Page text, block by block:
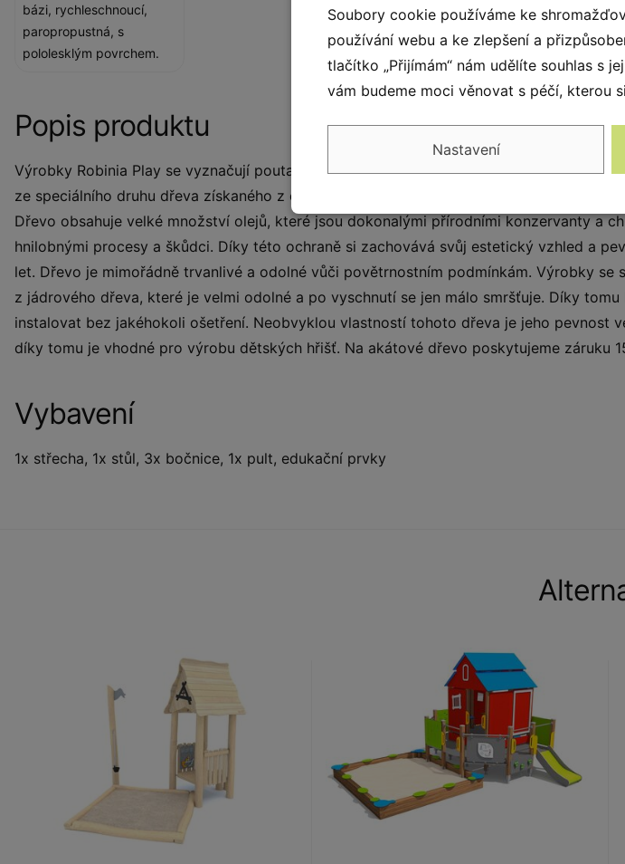
bázi, rychleschnoucí,
paropropustná, s
pololesklým povrchem.
Popis produktu
Výrobky Robinia Play se vyznačují poutavým, elegantním a přirozeným vzhledem.
ze speciálního druhu dřeva získaného z ekologických zdrojů a plantáží připravených k
Dřevo obsahuje velké množství olejů, které jsou dokonalými přírodními konzervanty a
hnilobnými procesy a škůdci. Díky této ochraně si zachovává svůj estetický vzhled a
let. Dřevo je mimořádně trvanlivé a odolné vůči povětrnostním podmínkám. Výrobky se
z jádrového dřeva, které je velmi odolné a po vyschnutí se jen málo smršťuje. Díky tomu
instalovat bez jakéhokoli ošetření. Neobvyklou vlastností tohoto dřeva je jeho pevnost
díky tomu je vhodné pro výrobu dětských hřišť. Na akátové dřevo poskytujeme záruku
Vybavení
1x střecha, 1x stůl, 3x bočnice, 1x pult, edukační prvky
Soubory cookie používáme ke
používání webu a ke zlepšení a
tlačítko „Přijímám“ nám udělíte souhlas s
vám budeme moci věnovat s péčí, kterou
Nastavení